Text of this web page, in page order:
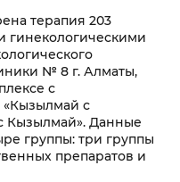
терапия 203
гинекологическими
№ 8 г. Алматы,
с
«Кызылмай с
Кызылмай». Данные
группы: три группы
препаратов и